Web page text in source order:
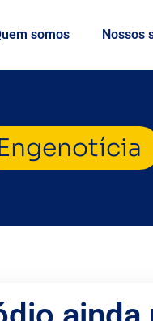
somos Nossos